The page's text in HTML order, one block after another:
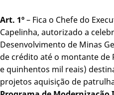
Art. 1º– Fica o Chefe do
Capelinha, autorizado a
Desenvolvimento de Minas
de crédito até o montante de
e quinhentos mil reais)
projetos aquisição de